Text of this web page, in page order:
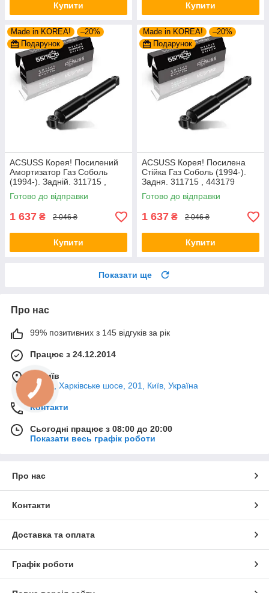
Купити Купити
Made in KOREA!
–20%
Подарунок
ACSUSS Корея! Посилений
Амортизатор Газ Соболь
(1994-). Задній. 311715 ,
443179
Готово до відправки
1 637 ₴ 2 046 ₴
Купити
Made in KOREA!
–20%
Подарунок
ACSUSS Корея! Посилена
Стійка Газ Соболь (1994-).
Задня. 311715 , 443179
Готово до відправки
1 637 ₴ 2 046 ₴
Купити
Показати ще
Про нас
99% позитивних з 145 відгуків за рік
Працює з 24.12.2014
м. Київ
02121, Харківське шосе, 201, Київ, Україна
Контакти
Сьогодні працює з 08:00 до 20:00
Показати весь графік роботи
Про нас
Контакти
Доставка та оплата
Графік роботи